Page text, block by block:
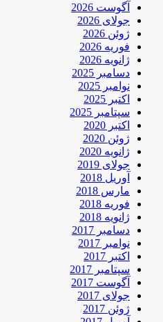
آگوست 2026
جولای 2026
ژوئن 2026
فوریه 2026
ژانویه 2026
دسامبر 2025
نوامبر 2025
اکتبر 2025
سپتامبر 2025
اکتبر 2020
ژوئن 2020
ژانویه 2020
جولای 2019
آوریل 2018
مارس 2018
فوریه 2018
ژانویه 2018
دسامبر 2017
نوامبر 2017
اکتبر 2017
سپتامبر 2017
آگوست 2017
جولای 2017
ژوئن 2017